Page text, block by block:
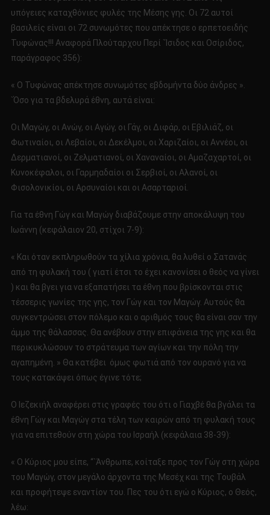
υπόγειες καταχθόνιες φυλές της Μέσης γης. Οι 72 αυτοί
βασιλείς είναι οι 72 συνωμότες που απέκτησε ο ερπετοειδής
Τυφώνας!!! Αναφορά Πλούταρχου Περί `Ίσιδος και Οσίριδος,
παράγραφος 356):
« Ο Τυφώνας απέκτησε συνωμότες εβδομήντα δύο άνδρες ».
`Όσο για τα βδελυρά έθνη, αυτά είναι:
Οι Μαγώγ, οι Ανώγ, οι Αγώγ, οι Γάγ, οι Διφάρ, οι Εβιλιάζ, οι
Φωτιναίοι, οι Λεβαίοι, οι Δεκέλμοι, οι Χαριζαίοι, οι Αννέοι, οι
Δερματιανοί, οι Ζελματιανοί, οι Χαναναίοι, οι Αμαζαχαρτοί, οι
Κυνοκέφαλοι, οι Γαρμηαδαίοι οι Σερβιοί, οι Αλανοί, οι
Φισολονικίοι, οι Αρσυναίοι και οι Ασαρταριοί.
Για τα έθνη Γώγ και Μαγώγ διαβάζουμε στην αποκάλυψη του
Ιωάννη (κεφάλαιον 20, στίχοι 7-9):
« Και όταν εκπληρωθούν τα χίλια χρόνια, θα λυθεί ο Σατανάς
από τη φυλακή του ( γιατί έτσι το έχει κανονίσει ο θεός να γίνει
) και θα βγει για να εξαπατήσει τα έθνη που βρίσκονται στις
τέσσερις γωνίες της γης, τον Γώγ και τον Μαγώγ. Αυτούς θα
συγκεντρώσει στον πόλεμο και ο αριθμός τους θα είναι σαν την
άμμο της θάλασσας. Θα ανέβουν στην επιφάνεια της γης και θα
περικυκλώσουν το στράτευμα των αγίων και την πόλη την
αγαπημένη. » Θα κατέβει όμως φωτιά από τον ουρανό για να
τους κατακάψει όπως έγινε τότε;
Ο Ιεζεκιήλ αναφέρει στις γραφές του ότι ο Γιαχβέ θα βγάλει τα
έθνη Γώγ και Μαγώγ στα τέλη των καιρών από τη φυλακή τους
για να επιτεθούν στη χώρα του Ισραήλ (κεφάλαια 38-39):
« Ο Κύριος μου είπε, ‘‘`Άνθρωπε, κοίταξε προς τον Γώγ στη χώρα
του Μαγώγ, στον μεγάλο άρχοντα της Μεσέχ και της Τουβάλ
και προφήτεψε εναντίον του. Πες του ότι εγώ ο Κύριος, ο Θεός,
λέω: